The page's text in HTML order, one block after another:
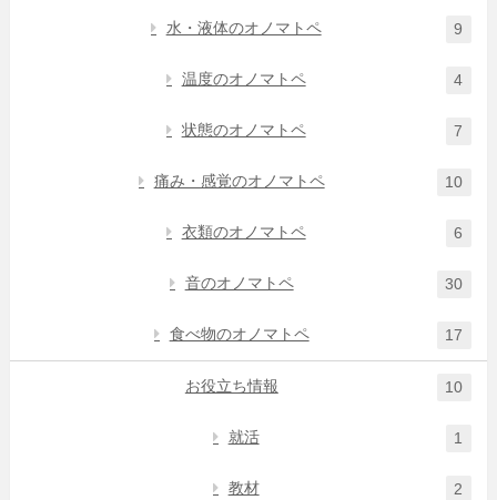
水・液体のオノマトペ 9
温度のオノマトペ 4
状態のオノマトペ 7
痛み・感覚のオノマトペ 10
衣類のオノマトペ 6
音のオノマトペ 30
食べ物のオノマトペ 17
お役立ち情報 10
就活 1
教材 2